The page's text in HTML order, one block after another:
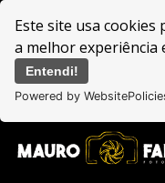
Este site usa
a melhor experiência
Entendi!
Powered by